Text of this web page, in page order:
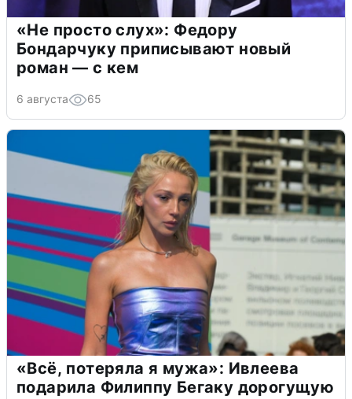
«Не просто слух»: Федору
Бондарчуку приписывают новый
роман — с кем
6 августа 65
«Всё, потеряла я мужа»: Ивлеева
подарила Филиппу Бегаку дорогущую